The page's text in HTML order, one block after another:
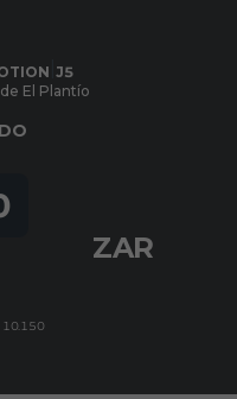
J5
El Plantío
ZAR
10.150